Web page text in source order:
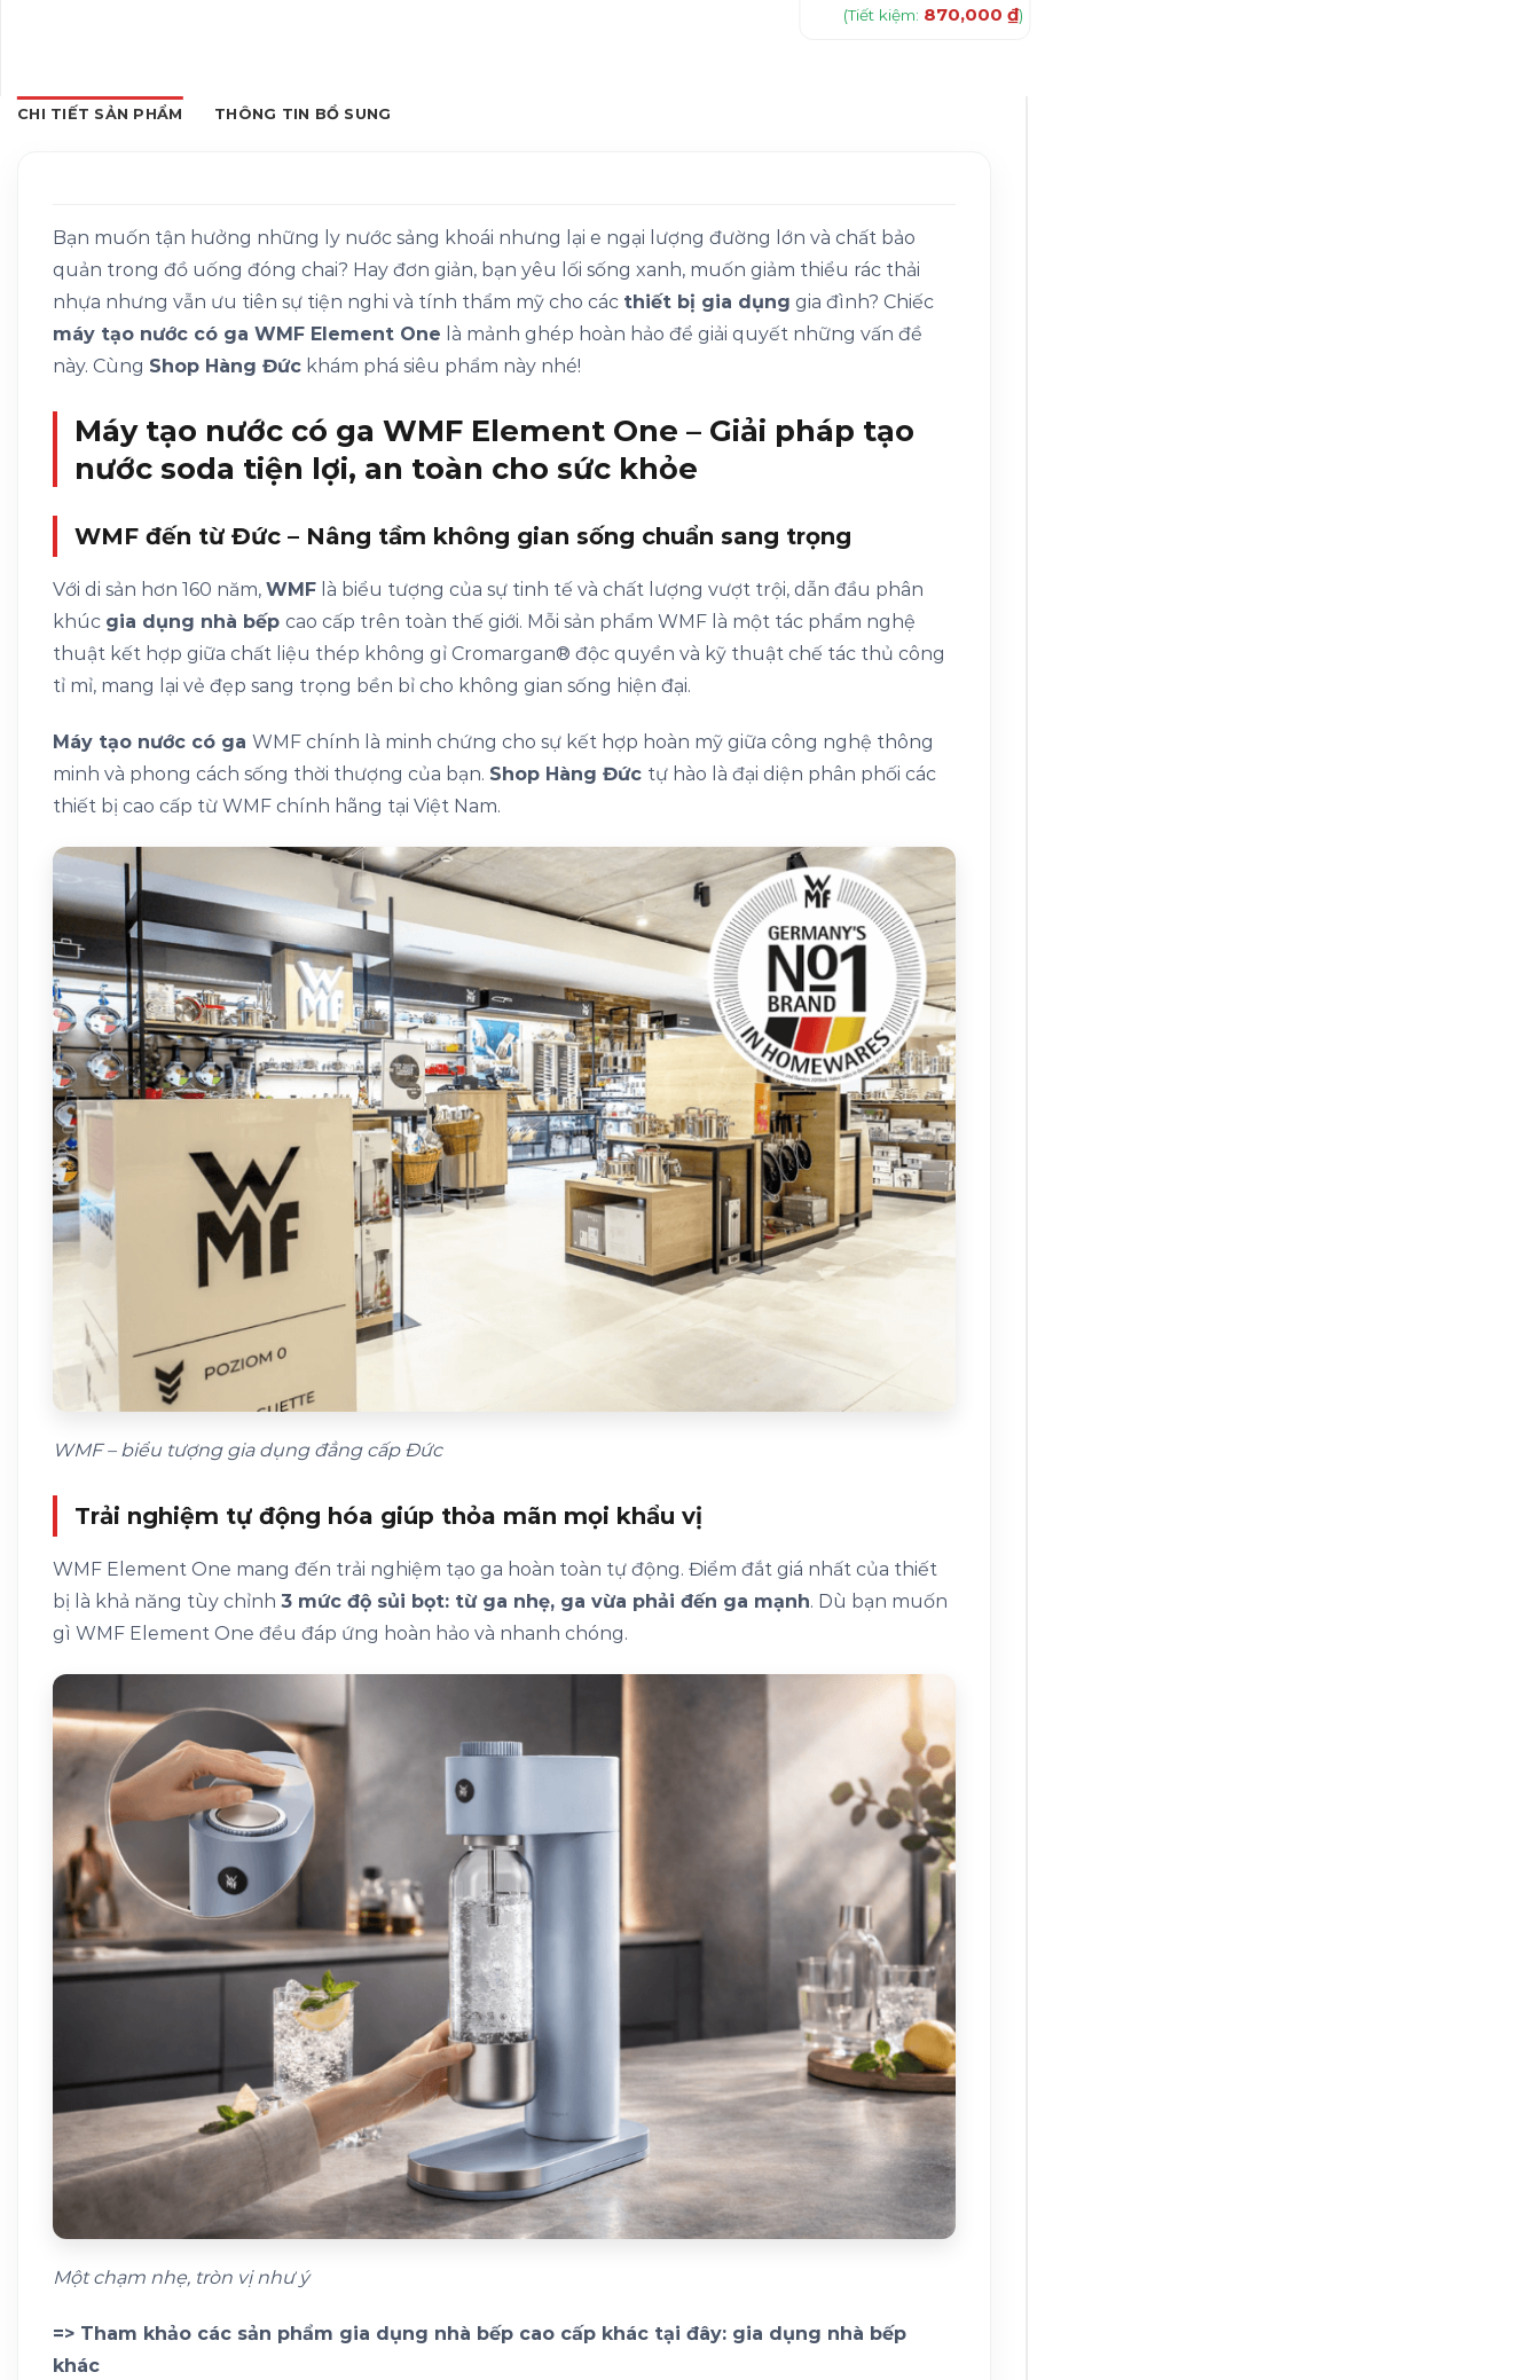
(Tiết kiệm: 870,000 ₫)
CHI TIẾT SẢN PHẨM THÔNG TIN BỔ SUNG
Bạn muốn tận hưởng những ly nước sảng khoái nhưng lại e ngại lượng đường lớn và chất bảo
quản trong đồ uống đóng chai? Hay đơn giản, bạn yêu lối sống xanh, muốn giảm thiểu rác thải
nhựa nhưng vẫn ưu tiên sự tiện nghi và tính thẩm mỹ cho các thiết bị gia dụng gia đình? Chiếc
máy tạo nước có ga WMF Element One là mảnh ghép hoàn hảo để giải quyết những vấn đề
này. Cùng Shop Hàng Đức khám phá siêu phẩm này nhé!
Máy tạo nước có ga WMF Element One – Giải pháp tạo
nước soda tiện lợi, an toàn cho sức khỏe
WMF đến từ Đức – Nâng tầm không gian sống chuẩn sang trọng
Với di sản hơn 160 năm, WMF là biểu tượng của sự tinh tế và chất lượng vượt trội, dẫn đầu phân
khúc gia dụng nhà bếp cao cấp trên toàn thế giới. Mỗi sản phẩm WMF là một tác phẩm nghệ
thuật kết hợp giữa chất liệu thép không gỉ Cromargan® độc quyền và kỹ thuật chế tác thủ công
tỉ mỉ, mang lại vẻ đẹp sang trọng bền bỉ cho không gian sống hiện đại.
Máy tạo nước có ga WMF chính là minh chứng cho sự kết hợp hoàn mỹ giữa công nghệ thông
minh và phong cách sống thời thượng của bạn. Shop Hàng Đức tự hào là đại diện phân phối các
thiết bị cao cấp từ WMF chính hãng tại Việt Nam.
WMF – biểu tượng gia dụng đẳng cấp Đức
Trải nghiệm tự động hóa giúp thỏa mãn mọi khẩu vị
WMF Element One mang đến trải nghiệm tạo ga hoàn toàn tự động. Điểm đắt giá nhất của thiết
bị là khả năng tùy chỉnh 3 mức độ sủi bọt: từ ga nhẹ, ga vừa phải đến ga mạnh. Dù bạn muốn
gì WMF Element One đều đáp ứng hoàn hảo và nhanh chóng.
Một chạm nhẹ, tròn vị như ý
=> Tham khảo các sản phẩm gia dụng nhà bếp cao cấp khác tại đây: gia dụng nhà bếp
khác